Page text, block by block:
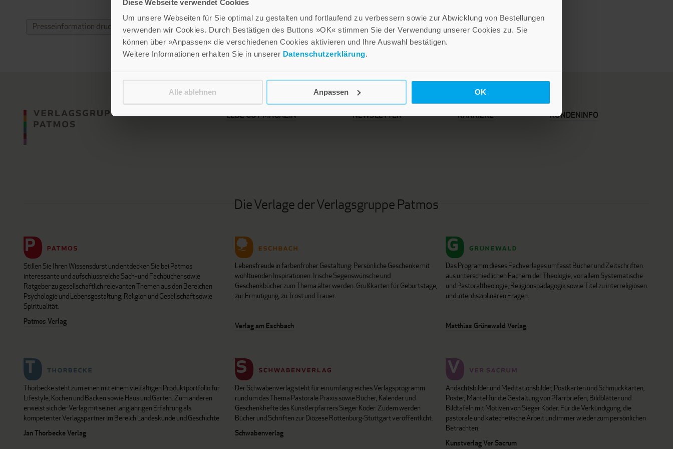
Diese Webseite verwendet Cookies
Um unsere Webseiten für Sie optimal zu gestalten und fortlaufend zu verbessern sowie zur Abwicklung von Bestellungen
verwenden wir Cookies. Durch Bestätigen des Buttons »OK« stimmen Sie der Verwendung unserer Cookies zu. Sie
können über »Anpassen« die verschiedenen Cookies aktivieren und Ihre Auswahl bestätigen.
Weitere Informationen erhalten Sie in unserer Datenschutzerklärung.
Alle ablehnen Anpassen OK
Presseinformation drucken
LEBE GUT MAGAZIN NEWSLETTER KARRIERE KUNDENINFO
Die Verlage der Verlagsgruppe Patmos
Stillen Sie Ihren Wissensdurst und entdecken Sie bei Patmos
interessante und aufschlussreiche Sach- und Fachbücher sowie
Ratgeber zu gesellschaftlich relevanten Themen aus den Bereichen
Psychologie und Lebensgestaltung, Religion und Gesellschaft sowie
Spiritualität.
Patmos Verlag
Lebensfreude in farbenfroher Gestaltung: Persönliche Geschenke mit
wohltuenden Inspirationen. Irische Segenswünsche und
Geschenkbücher zum Thema älter werden. Grußkarten für Geburtstage,
zur Ermutigung, zu Trost und Trauer.
Verlag am Eschbach
Das Programm dieses Fachverlages umfasst Bücher und Zeitschriften
aus unterschiedlichen Fächern der Theologie, vor allem Systematische
und Pastoraltheologie, Religionspädagogik sowie Titel zu interreligiösen
und interdisziplinären Fragen.
Matthias Grünewald Verlag
Thorbecke steht zum einen mit einem vielfältigen Produktportfolio für
Lifestyle, Kochen und Backen sowie Haus und Garten. Zum anderen
erweist sich der Verlag mit seiner langjährigen Erfahrung als
kompetenter Verlagspartner im Bereich Landeskunde und Geschichte.
Jan Thorbecke Verlag
Der Schwabenverlag steht für ein umfangreiches Verlagsprogramm
rund um das Thema Pastorale Praxis sowie Bücher, Kalender und
Geschenkhefte des Künstlerpfarrers Sieger Köder. Zudem werden
Bücher und Schriften zur Diözese Rottenburg-Stuttgart veröffentlicht.
Schwabenverlag
Andachtsbilder und Meditationsbilder, Postkarten und Schmuckkarten,
Poster, Mäntel für die Gestaltung von Pfarrbriefen, Bildblätter und
Bildtafeln mit Motiven von Sieger Köder. Für die Verkündigung, die
pastorale und katechetische Arbeit und immer wieder zum persönlichen
Betrachten.
Kunstverlag Ver Sacrum